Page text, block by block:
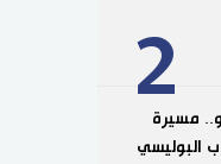
2
مسيرة
البوليسي